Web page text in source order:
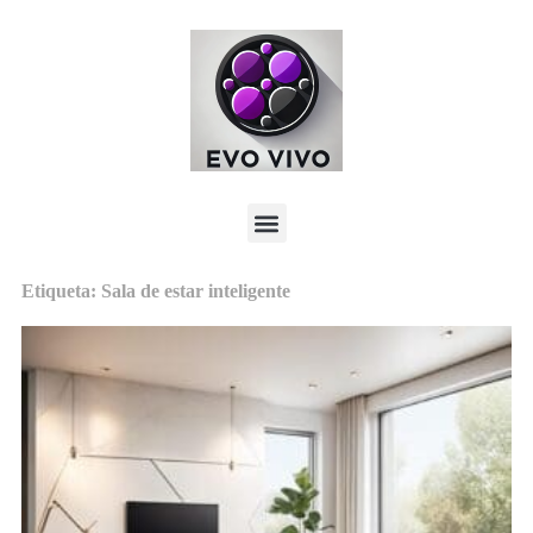
Etiqueta: Sala de estar inteligente